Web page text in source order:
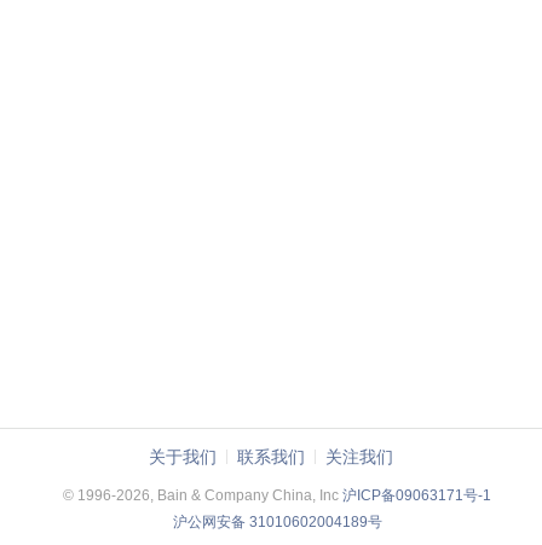
关于我们 联系我们 关注我们
© 1996-2026, Bain & Company China, Inc沪ICP备09063171号-1
沪公网安备 31010602004189号